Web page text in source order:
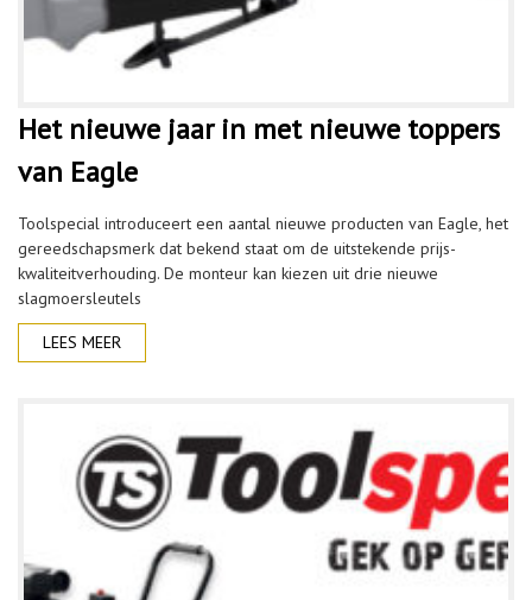
Het nieuwe jaar in met nieuwe toppers
van Eagle
Toolspecial introduceert een aantal nieuwe producten van Eagle, het
gereedschapsmerk dat bekend staat om de uitstekende prijs-
kwaliteitverhouding. De monteur kan kiezen uit drie nieuwe
slagmoersleutels
LEES MEER